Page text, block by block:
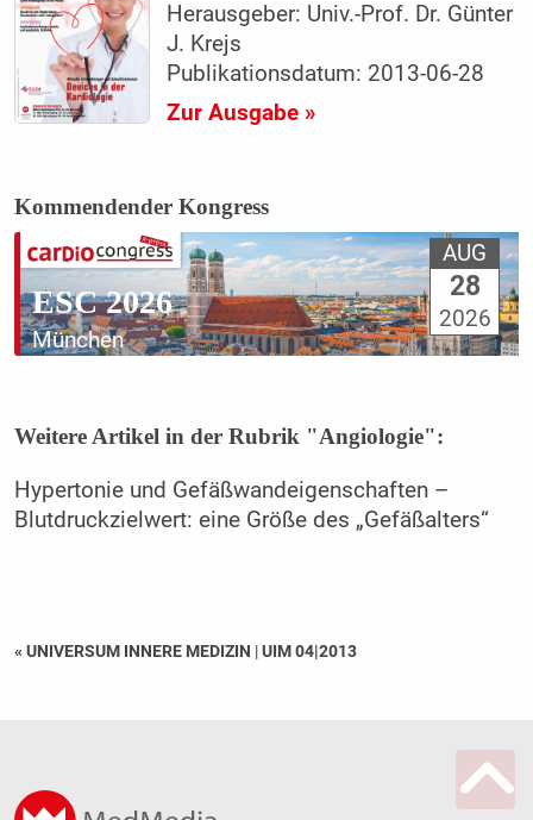
Herausgeber: Univ.-Prof. Dr. Günter
J. Krejs
Publikationsdatum: 2013-06-28
Zur Ausgabe »
Kommendender Kongress
ESC 2026
München
AUG
28
2026
Weitere Artikel in der Rubrik "Angiologie":
Hypertonie und Gefäßwandeigenschaften –
Blutdruckzielwert: eine Größe des „Gefäßalters“
« UNIVERSUM INNERE MEDIZIN |UIM 04|2013